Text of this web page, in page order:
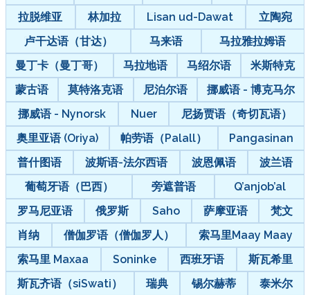
拉脱维亚
林加拉 Lisan ud-Dawat
立陶宛
卢干达语（甘达）
马来语
马拉雅拉姆语
曼丁卡（曼丁哥）
马拉地语 马绍尔语
米斯特克
蒙古语
莫特洛克语 尼泊尔语
挪威语 - 博克马尔
挪威语 - Nynorsk
Nuer
尼扬贾语（奇切瓦语）
奥里亚语 (Oriya)
帕劳语（Palall）
Pangasinan
普什图语
波斯语-法尔西语 波恩佩语
波兰语
葡萄牙语（巴西）
旁遮普语
Q’anjob’al
罗马尼亚语
俄罗斯 Saho 萨摩亚语
梵文
肖纳
僧伽罗语（僧伽罗人）
索马里Maay Maay
索马里 Maxaa
Soninke 西班牙语
斯瓦希里
斯瓦齐语（siSwati）
瑞典 锡尔赫蒂
泰米尔